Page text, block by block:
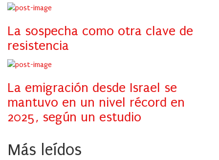
La sospecha como otra clave de
resistencia
La emigración desde Israel se
mantuvo en un nivel récord en
2025, según un estudio
Más leídos